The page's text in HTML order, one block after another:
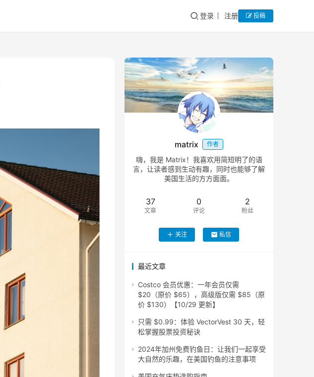
登录 注册 投稿
matrix 作者
嗨，我是 Matrix！我喜欢用简短明了的语
言，让读者感到生动有趣，同时也能够了解
美国生活的方方面面。
37
文章
0
评论
2
粉丝
关注 私信
最近文章
Costco 会员优惠：一年会员仅需
$20（原价 $65），高级版仅需 $85（原
价 $130）【10/29 更新】
只需 $0.99：体验 VectorVest 30 天，轻
松掌握股票投资秘诀
2024年加州免费钓鱼日：让我们一起享受
大自然的乐趣，在美国钓鱼的注意事项